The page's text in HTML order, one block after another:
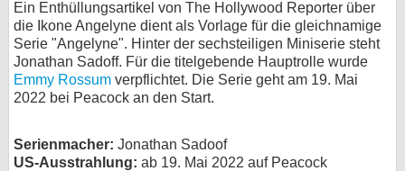
Ein Enthüllungsartikel von The Hollywood Reporter über
die Ikone Angelyne dient als Vorlage für die gleichnamige
Serie "Angelyne". Hinter der sechsteiligen Miniserie steht
Jonathan Sadoff. Für die titelgebende Hauptrolle wurde
Emmy Rossum verpflichtet. Die Serie geht am 19. Mai
2022 bei Peacock an den Start.
Serienmacher: Jonathan Sadoof
US-Ausstrahlung: ab 19. Mai 2022 auf Peacock
Gewinnspiele
Forum
bei Facebook